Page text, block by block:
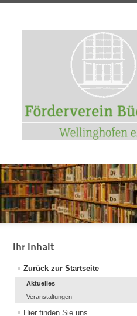
Ihr Inhalt
Zurück zur Startseite
Aktuelles
Veranstaltungen
Hier finden Sie uns